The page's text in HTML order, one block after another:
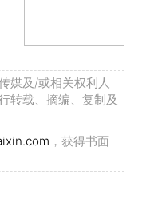
媒及/或相关权利人
转载、摘编、复制及
，获得书面